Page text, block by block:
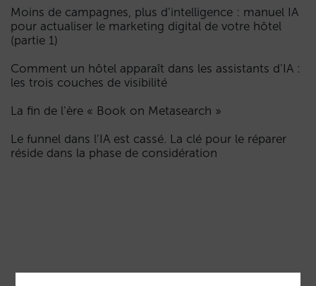
Moins de campagnes, plus d’intelligence : manuel IA
pour actualiser le marketing digital de votre hôtel
(partie 1)
Comment un hôtel apparaît dans les assistants d’IA :
les trois couches de visibilité
La fin de l’ère « Book on Metasearch »
Le funnel dans l’IA est cassé. La clé pour le réparer
réside dans la phase de considération